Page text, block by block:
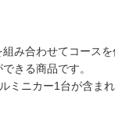
組み合わせてコース
きる商品です。
ミニカー1台が含ま